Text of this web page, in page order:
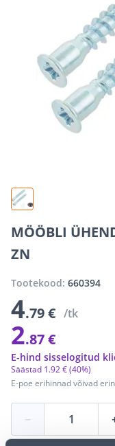
MÖÖBLI
ZN
Tootekood: 660394
4.79 € /tk
2.87 €
E-poe erihinnad võivad
Säästad 1.92 €(40%)
E-hind sisselogitud
−